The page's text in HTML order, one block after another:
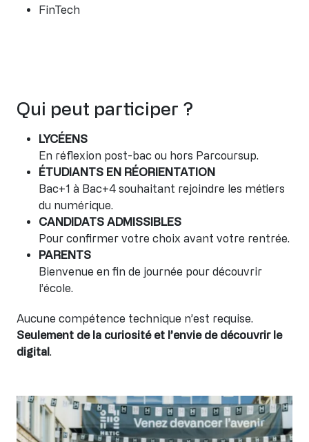
FinTech
Qui peut participer ?
LYCÉENS
En réflexion post-bac ou hors Parcoursup.
ÉTUDIANTS EN RÉORIENTATION
Bac+1 à Bac+4 souhaitant rejoindre les métiers
du numérique.
CANDIDATS ADMISSIBLES
Pour confirmer votre choix avant votre rentrée.
PARENTS
Bienvenue en fin de journée pour découvrir
l’école.
Aucune compétence technique n’est requise.
Seulement de la curiosité et l’envie de découvrir le
digital.